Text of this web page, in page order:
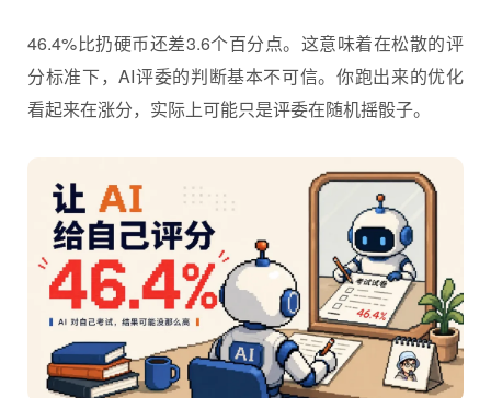
46.4%比扔硬币还差3.6个百分点。这意味着在松散的评
分标准下，AI评委的判断基本不可信。你跑出来的优化
看起来在涨分，实际上可能只是评委在随机摇骰子。